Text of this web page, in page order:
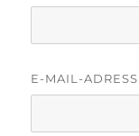
E-MAIL-